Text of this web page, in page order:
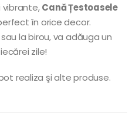
vibrante,Cană Țestoasele
în orice decor.
la birou, va adăuga un
zile!
realiza şi alte produse.